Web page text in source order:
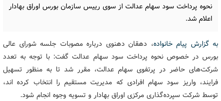
نحوه پرداخت سود سهام عدالت از سوی رییس سازمان بورس اوراق بهادار
اعلام شد.
به گزارش پیام خانواده، دهقان دهنوی درباره مصوبات جلسه شورای عالی
بورس در خصوص نحوه پرداخت سود سهام عدالت گفت: با توجه به تعدد
شرکت‌های حاضر در پرتفوی سهام عدالت، مقرر شد تا به منظور تسهیل
فرایند، واریز سود سهام افرادی که مدیریت مستقیم را انتخاب کرده اند،
توسط شرکت سپرده‌گذاری مرکزی اوراق بهادار و تسویه وجوه انجام شود.